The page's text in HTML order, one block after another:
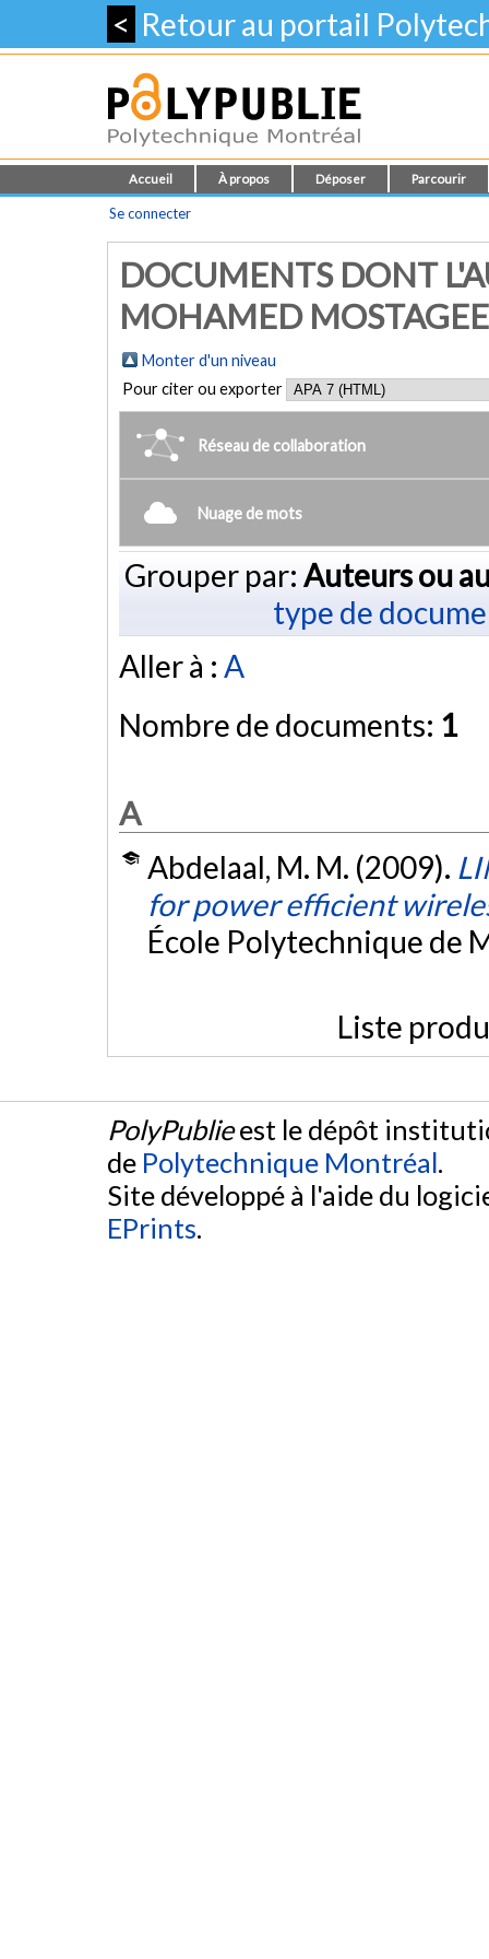
< Retour au portail
Accueil À propos Déposer Parcourir
Se connecter
DOCUMENTS DONT
MOHAMED
Monter d'un niveau
Pour citer ou exporter
Réseau de collaboration
Nuage de mots
Grouper par: Auteurs ou
type de
Aller à : A
Nombre de documents: 1
A
Abdelaal, M. M. (2009).
for power efficient
École Polytechnique de
Liste
PolyPublieest le dépôt
de Polytechnique Montréal.
Site développé à l'aide du
EPrints.